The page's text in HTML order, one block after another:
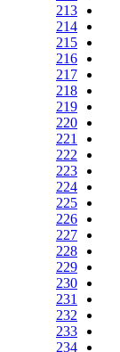
213
214
215
216
217
218
219
220
221
222
223
224
225
226
227
228
229
230
231
232
233
234